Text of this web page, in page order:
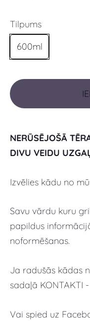
Tilpums
600ml
NERŪSĒJOŠĀ
DIVU VEIDU
Izvēlies kādu no
Savu vārdu kuru
papildus
noformēšanas.
Ja radušās kādas
sadaļā KONTAKTI
Vai spied uz